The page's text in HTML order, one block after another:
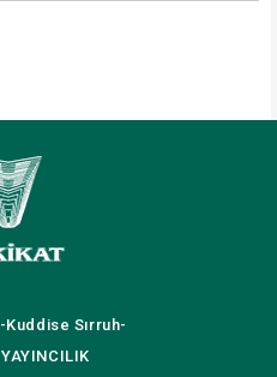
-Kuddise Sırruh-
YAYINCILIK